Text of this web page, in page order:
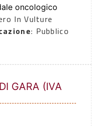
oncologico
In Vulture
: Pubblico
GARA (IVA